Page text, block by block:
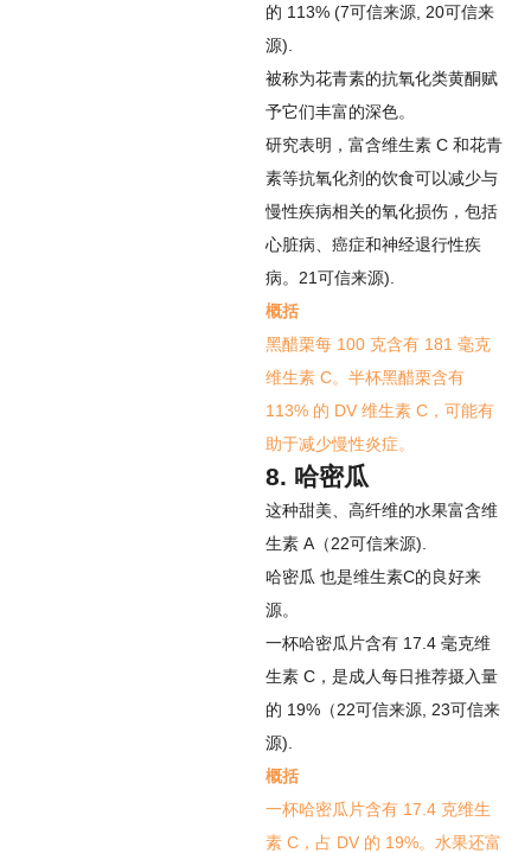
的 113% (7可信来源 20可信来
源).
被称为花青素的抗氧化类黄酮赋
予它们丰富的深色。
研究表明，富含维生素 C 和花青
素等抗氧化剂的饮食可以减少与
慢性疾病相关的氧化损伤，包括
心脏病、癌症和神经退行性疾
病。 21可信来源).
概括
黑醋栗每 100 克含有 181 毫克
维生素 C。半杯黑醋栗含有
113% 的 DV 维生素 C，可能有
助于减少慢性炎症。
8. 哈密瓜
这种甜美、高纤维的水果富含维
生素 A（22可信来源).
哈密​​瓜 也是维生素C的良好来
源。
一杯哈密瓜片含有 17.4 毫克维
生素 C，是成人每日推荐摄入量
的 19%（22可信来源 23可信来
源).
概括
一杯哈密瓜片含有 17.4 克维生
素 C，占 DV 的 19%。水果还富